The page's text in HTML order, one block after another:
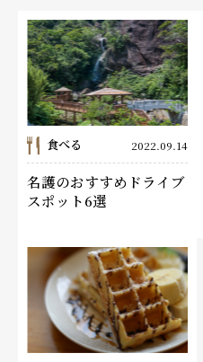
食べる 2022.09.14
名護のおすすめドライブ
スポット6選